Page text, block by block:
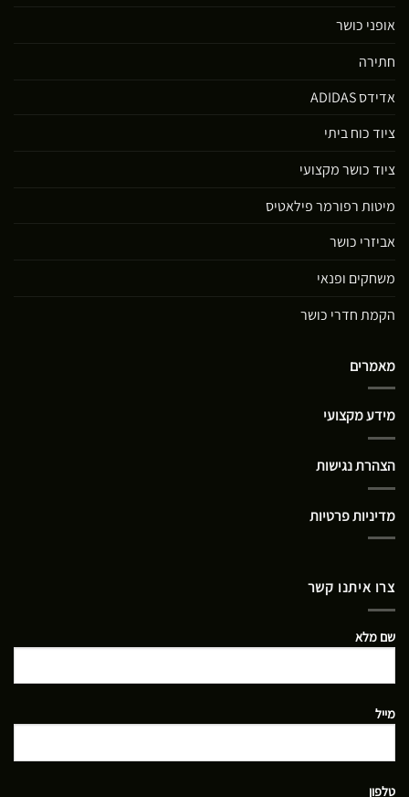
אופני כושר
חתירה
אדידס ADIDAS
ציוד כוח ביתי
ציוד כושר מקצועי
מיטות רפורמר פילאטיס
אביזרי כושר
משחקים ופנאי
הקמת חדרי כושר
מאמרים
מידע מקצועי
הצהרת נגישות
מדיניות פרטיות
צרו איתנו קשר
שם מלא
מייל
טלפון